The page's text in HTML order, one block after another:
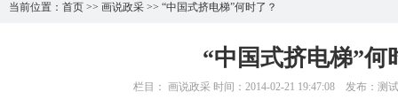
当前位置： 首页 >> 画说政采 >> “中国式挤电梯”何时了？
“中国式挤电梯”何
栏目： 画说政采 时间：2014-02-21 19:47:08 发布：测